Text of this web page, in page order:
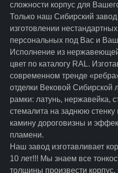
сложности корпус для
Только наш Сибирский завод
изготовлении
персональных под Вас и
Исполнение из
цвет по каталогу RAL.
современном тренде
отделки Вековой
рамки: латунь, нержавейка,
стемалита на заднюю
камину дороговизны и
пламени.
Наш завод изготавливает
10 лет!!! Мы знаем все
толщины произвести корпус,